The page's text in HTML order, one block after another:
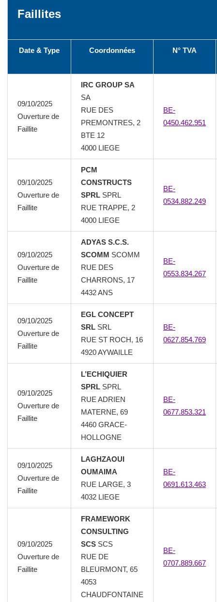
Faillites
Date & Type Coordonnées N° TVA
09/10/2025
Ouverture de
Faillite
IRC GROUP SA
SA
RUE DES
PREMONTRES, 2
BTE 12
4000 LIEGE
BE-
0450.462.951
09/10/2025
Ouverture de
Faillite
PCM
CONSTRUCTS
SPRL SPRL
RUE TRAPPE, 2
4000 LIEGE
BE-
0534.882.249
09/10/2025
Ouverture de
Faillite
ADYAS S.C.S.
SCOMM SCOMM
RUE DES
CHARRONS, 17
4432 ANS
BE-
0553.834.267
09/10/2025
Ouverture de
Faillite
EGL CONCEPT
SRL SRL
RUE ST ROCH, 16
4920 AYWAILLE
BE-
0627.854.769
09/10/2025
Ouverture de
Faillite
L’ECHIQUIER
SPRL SPRL
RUE ADRIEN
MATERNE, 69
4460 GRACE-
HOLLOGNE
BE-
0677.853.321
09/10/2025
Ouverture de
Faillite
LAGHZAOUI
OUMAIMA
RUE LARGE, 3
4032 LIEGE
BE-
0691.613.463
09/10/2025
Ouverture de
Faillite
FRAMEWORK
CONSULTING
SCS SCS
RUE DE
BLEURMONT, 65
4053
CHAUDFONTAINE
BE-
0707.889.667